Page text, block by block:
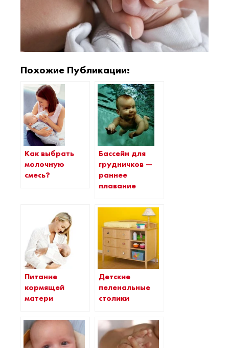
Похожие Публикации:
Как выбрать
молочную
смесь?
Бассейн для
грудничков —
раннее
плавание
Питание
кормящей
матери
Детские
пеленальные
столики